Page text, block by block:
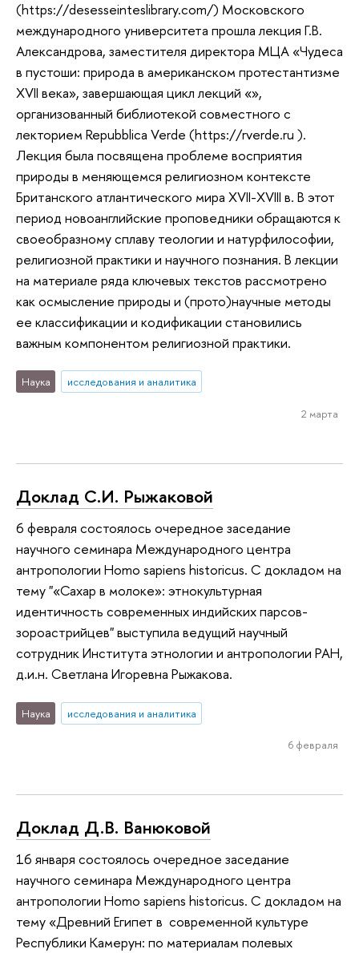
(https://desesseinteslibrary.com/) Московского
международного университета прошла лекция Г.В.
Александрова, заместителя директора МЦА «Чудеса
в пустоши: природа в американском протестантизме
XVII века», завершающая цикл лекций «»,
организованный библиотекой совместного с
лекторием Repubblica Verde (https://rverde.ru ).
Лекция была посвящена проблеме восприятия
природы в меняющемся религиозном контексте
Британского атлантического мира XVII-XVIII в. В этот
период новоанглийские проповедники обращаются к
своеобразному сплаву теологии и натурфилософии,
религиозной практики и научного познания. В лекции
на материале ряда ключевых текстов рассмотрено
как осмысление природы и (прото)научные методы
ее классификации и кодификации становились
важным компонентом религиозной практики.
Наука исследования и аналитика
2 марта
Доклад С.И. Рыжаковой
6 февраля состоялось очередное заседание
научного семинара Международного центра
антропологии Homo sapiens historicus. С докладом на
тему "«Сахар в молоке»: этнокультурная
идентичность современных индийских парсов-
зороастрийцев" выступила ведущий научный
сотрудник Института этнологии и антропологии РАН,
д.и.н. Светлана Игоревна Рыжакова.
Наука исследования и аналитика
6 февраля
Доклад Д.В. Ванюковой
16 января состоялось очередное заседание
научного семинара Международного центра
антропологии Homo sapiens historicus. С докладом на
тему «Древний Египет в современной культуре
Республики Камерун: по материалам полевых